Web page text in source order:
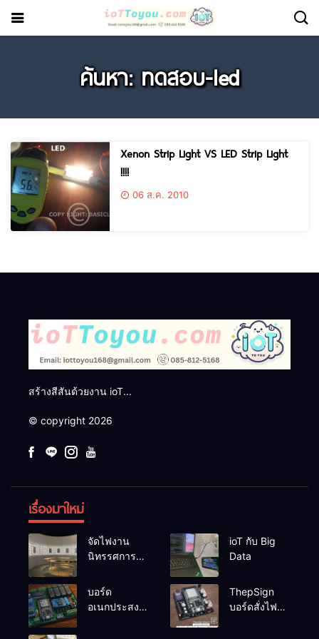
ค้นหา: ทดสอบ-led
Xenon Strip Light VS LED Strip Light
!!!!
06 ส.ค. 2010
สร้างสีสันด้วยงาน ioT...
© copyright 2026
เรื่องมาใหม่
จัดไฟงาน
นิทรรศการผึ่ง
ioT กับ Big
Data
บอร์ด
อเนกประสงค์
ThepSign
บอร์ดสั่งไฟ